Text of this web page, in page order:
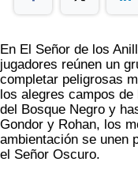
En El Señor de los
jugadores reúnen un
completar peligrosas
los alegres campos
del Bosque Negro y
Gondor y Rohan, los
ambientación se unen
el Señor Oscuro.